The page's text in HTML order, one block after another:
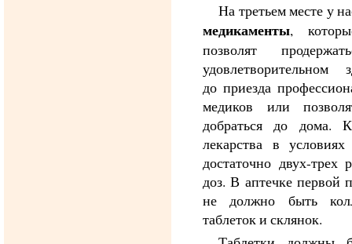
На третьем месте у
медикаменты,
позволят
удовлетворительном
до приезда
медиков или
добраться до дома.
лекарства в условиях
достаточно двух-трех
доз. В аптечке первой
не должно быть
таблеток и склянок.